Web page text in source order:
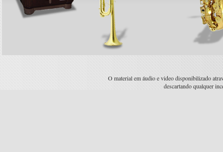
O material em áudio e video disponibilizado
descartando qualquer